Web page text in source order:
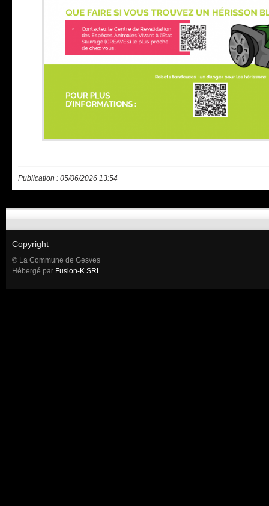
Publication : 05/06/2026 13:54
Copyright
© La Commune de Gesves
Hébergé par Fusion-K SRL